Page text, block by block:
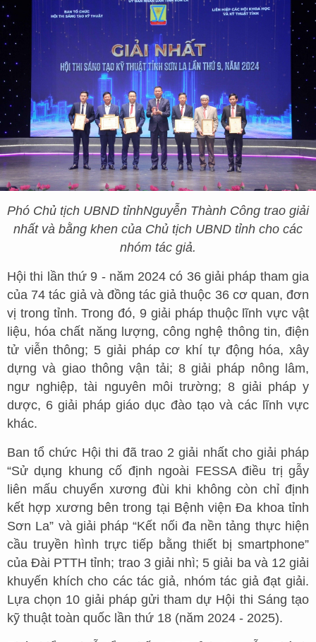
Phó Chủ tịch UBND tỉnhNguyễn Thành Công trao giải
nhất và bằng khen của Chủ tịch UBND tỉnh cho các
nhóm tác giả.
Hội thi lần thứ 9 - năm 2024 có 36 giải pháp tham gia
của 74 tác giả và đồng tác giả thuộc 36 cơ quan, đơn
vị trong tỉnh. Trong đó, 9 giải pháp thuộc lĩnh vực vật
liệu, hóa chất năng lượng, công nghệ thông tin, điện
tử viễn thông; 5 giải pháp cơ khí tự động hóa, xây
dựng và giao thông vận tải; 8 giải pháp nông lâm,
ngư nghiệp, tài nguyên môi trường; 8 giải pháp y
dược, 6 giải pháp giáo dục đào tạo và các lĩnh vực
khác.
Ban tổ chức Hội thi đã trao 2 giải nhất cho giải pháp
“Sử dụng khung cố định ngoài FESSA điều trị gẫy
liên mấu chuyển xương đùi khi không còn chỉ định
kết hợp xương bên trong tại Bệnh viện Đa khoa tỉnh
Sơn La” và giải pháp “Kết nối đa nền tảng thực hiện
cầu truyền hình trực tiếp bằng thiết bị smartphone”
của Đài PTTH tỉnh; trao 3 giải nhì; 5 giải ba và 12 giải
khuyến khích cho các tác giả, nhóm tác giả đạt giải.
Lựa chọn 10 giải pháp gửi tham dự Hội thi Sáng tạo
kỹ thuật toàn quốc lần thứ 18 (năm 2024 - 2025).